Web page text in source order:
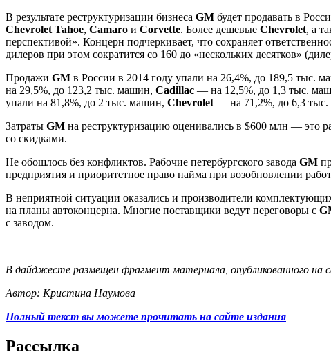
В результате реструктуризации бизнеса GM будет продавать в
Chevrolet Tahoe, Camaro и Corvette. Более дешевые Chevrolet, а
перспективой». Концерн подчеркивает, что сохраняет
дилеров при этом сократится со 160 до «нескольких десятков»
Продажи GM в России в 2014 году упали на 26,4%, до 189,5 тыс.
на 29,5%, до 123,2 тыс. машин, Cadillac — на 12,5%, до 1,3 тыс.
упали на 81,8%, до 2 тыс. машин, Chevrolet — на 71,2%, до 6,3
Затраты GM на реструктуризацию оценивались в $600 млн — это
со скидками.
Не обошлось без конфликтов. Рабочие петербургского завода GM
предприятия и приоритетное право найма при возобновлении
В неприятной ситуации оказались и производители
на планы автоконцерна. Многие поставщики ведут переговоры с
с заводом.
В дайджесте размещен фрагмент материала, опубликованного
Автор: Кристина Наумова
Полный текст вы можете прочитать на сайте издания
Рассылка